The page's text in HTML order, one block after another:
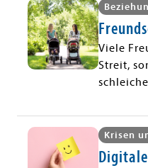
Viele
Streit,
Krisen